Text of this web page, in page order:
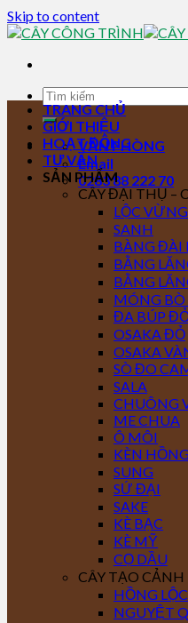
Skip to content
VĂN PHÒNG
Email
0283 88 222 70
TRANG CHỦ
GIỚI THIỆU
HOẠT ĐỘNG
TƯ VẤN
SẢN PHẨM
CÂY ĐẠI THỤ –
LỘC VỪNG
SANH
BÀNG ĐÀI
BẰNG
BẰNG
MÓNG
ĐA BÚP
OSAKA ĐỎ
OSAKA
SÒ ĐO
SALA
CHUÔNG
ME CHUA
Ô MÔI
KÈN
SUNG
SỨ ĐẠI
SAKE
KÈ BẠC
KÈ MỸ
CỌ DẦU
CÂY TẠO CẢNH
HỒNG LỘC
NGUYỆT